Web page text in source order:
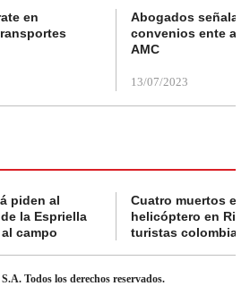
en
Abogados
convenios ente
AMC
13/07/2023
piden al
la Espriella
campo
Cuatro muertos en
helicóptero en
turistas
Todos los derechos reservados.